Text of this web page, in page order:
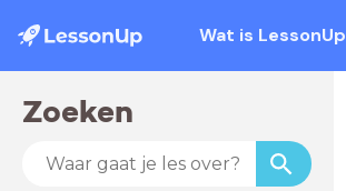
Wat is LessonUp
Zoeken